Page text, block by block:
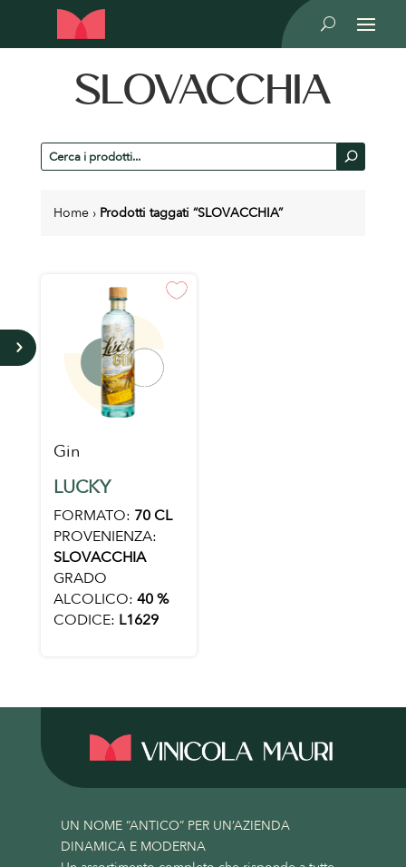
U
SLOVACCHIA
Cerca
prodotti
U
Home › Prodotti taggati “SLOVACCHIA”
5
Gin
LUCKY
FORMATO: 70 CL
PROVENIENZA:
SLOVACCHIA
GRADO
ALCOLICO: 40 %
CODICE: L1629
UN NOME “ANTICO” PER UN’AZIENDA
DINAMICA E MODERNA